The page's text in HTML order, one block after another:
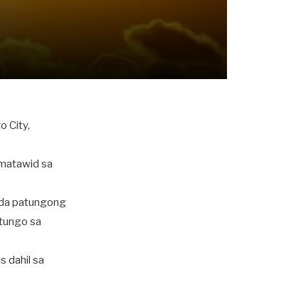
City,
sa
patungong
sa
dahil sa